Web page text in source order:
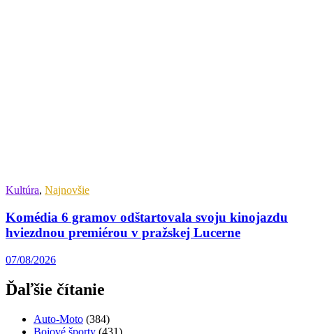
Kultúra, Najnovšie
Komédia 6 gramov odštartovala svoju kinojazdu
hviezdnou premiérou v pražskej Lucerne
07/08/2026
Ďaľšie čítanie
Auto-Moto (384)
Bojové športy (431)